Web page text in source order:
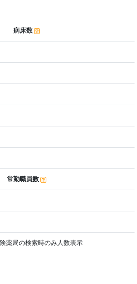
病床数
常勤職員数
薬局の検索時のみ人数表示